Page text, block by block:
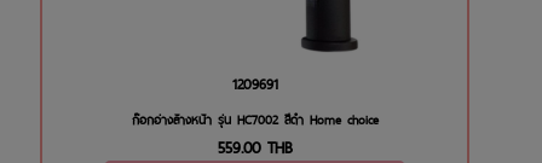
1209691
ก๊อกอ่างล้างหน้า รุ่น HC7002 สีดำ Home choice
559.00 THB